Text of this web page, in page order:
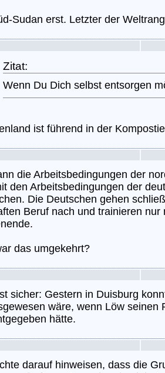
Sudan erst. Letzter der
Zitat:
Wenn Du Dich selbst entsorgen
ist führend in der
die Arbeitsbedingungen der
den Arbeitsbedingungen der
Die Deutschen gehen
Beruf nach und trainieren nur
das umgekehrt?
sicher: Gestern in Duisburg
wäre, wenn Löw seinen
hätte.
darauf hinweisen, dass die